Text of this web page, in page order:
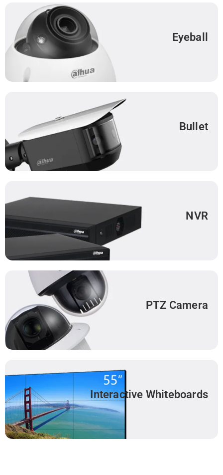
Eyeball
Bullet
NVR
PTZ Camera
Interactive Whiteboards